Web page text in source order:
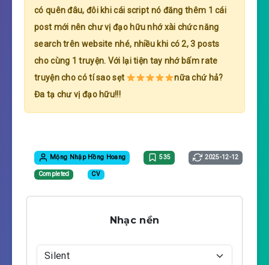
có quên đâu, đôi khi cái script nó đăng thêm 1 cái
post mới nên chư vị đạo hữu nhớ xài chức năng
search trên website nhé, nhiều khi có 2, 3 posts
cho cùng 1 truyện. Với lại tiện tay nhớ bấm rate
truyện cho có tí sao sẹt
nữa chứ hả?
Đa tạ chư vị đạo hữu!!!
Mộng Nhập Hồng Hoang 535 2025-12-12
Completed CV
Nhạc nền